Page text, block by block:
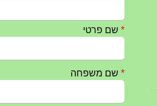
מופע הגבעטרון ב 10.10.2024 נדחה בשל המצב הבטחוני